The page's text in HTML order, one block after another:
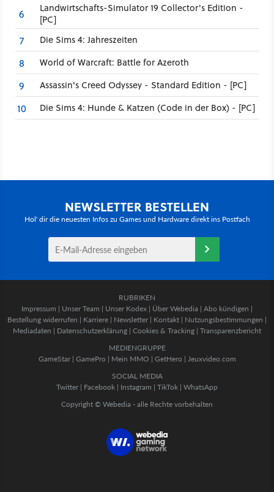
6
Landwirtschafts-Simulator 19 Collector's Edition -
[PC]
7 Die Sims 4: Jahreszeiten
8 World of Warcraft: Battle for Azeroth
9 Assassin's Creed Odyssey - Standard Edition - [PC]
10 Die Sims 4: Hunde & Katzen (Code in der Box) - [PC]
NEWSLETTER BESTELLEN
Hol' dir die neuesten Infos zu Games und Hardware direkt ins Postfach
RUBRIKEN
Impressum | Unser Team | Unser Kodex | Über Webedia | Abo kündigen |
Bestellung widerrufen | Karriere | Newsletter | Kontakt | Nutzungsbestimmungen |
Mediadaten | Datenschutzerklärung | Cookies & Tracking | Transparenzbericht
MEDIENGRUPPE
GameStar| GamePro | Mein MMO | GetHero | Jeuxvideo.com
SOCIAL MEDIA
Twitter | Facebook | Instagram | TikTok | WhatsApp
Copyright © Webedia - alle Rechte vorbehalten